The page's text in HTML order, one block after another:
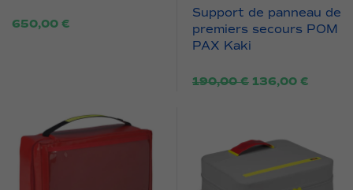
650,00 €
Support de panneau de
premiers secours POM
PAX Kaki
190,00€ Le
190,00 €.
136,00 €